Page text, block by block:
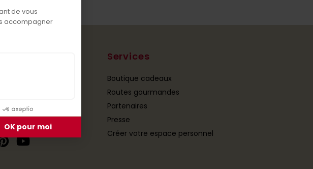
Services
Boutique cadeaux
Routes gourmandes
Partenaires
Presse
Créer votre espace personnel